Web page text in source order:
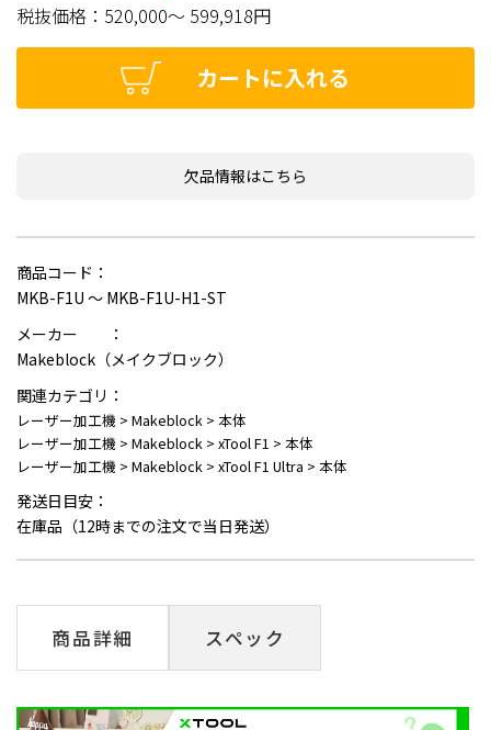
税抜価格： 520,000～ 599,918円
カートに入れる
欠品情報はこちら
商品コード：
MKB-F1U ～ MKB-F1U-H1-ST
メーカー ：
Makeblock（メイクブロック）
関連カテゴリ：
レーザー加工機 > Makeblock > 本体
レーザー加工機 > Makeblock > xTool F1 > 本体
レーザー加工機 > Makeblock > xTool F1 Ultra > 本体
発送日目安：
在庫品（12時までの注文で当日発送）
商品詳細 スペック